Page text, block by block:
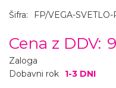
Šifra: FP/VEGA-
Cena z DDV:
Zaloga
Dobavni rok
1-3 DNI